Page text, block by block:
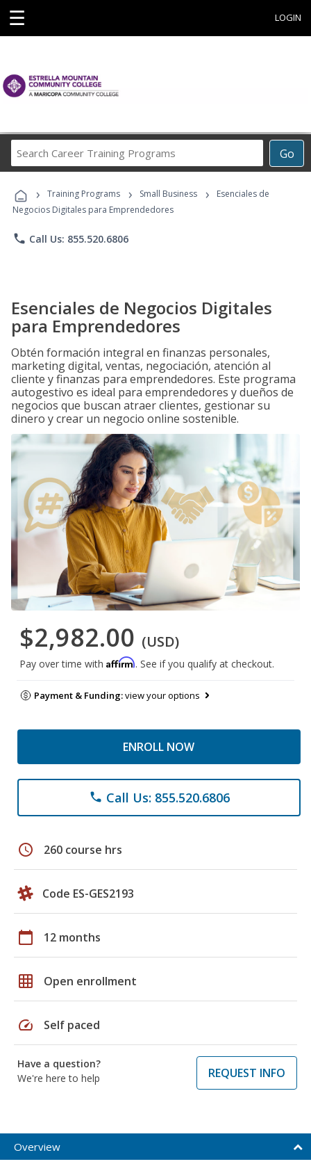
☰ LOGIN
Go
Career
Programs
› Training Programs › Small Business ›
Esenciales de
Negocios Digitales para Emprendedores
phone Call Us: 855.520.6806
Esenciales de Negocios Digitales
para Emprendedores
Obtén formación integral en finanzas personales,
marketing digital, ventas, negociación, atención al
cliente y finanzas para emprendedores. Este programa
autogestivo es ideal para emprendedores y dueños de
negocios que buscan atraer clientes, gestionar su
dinero y crear un negocio online sostenible.
$2,982.00 (USD)
Pay over time with Affirm. See if you qualify at checkout.
Payment & Funding:view your options
ENROLL NOW
phone Call Us: 855.520.6806
schedule 260 course hrs
Code ES-GES2193
calendar_today 12 months
grid_on Open enrollment
speed Self paced
Have a question?
We're here to help
REQUEST INFO
Overview